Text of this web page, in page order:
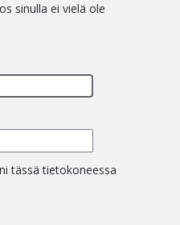
sinulla ei vielä ole
tässä tietokoneessa